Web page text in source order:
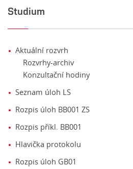
Studium
Aktuální rozvrh
Rozvrhy-archiv
Konzultační hodiny
Seznam úloh LS
Rozpis úloh BB001 ZS
Rozpis příkl. BB001
Hlavička protokolu
Rozpis úloh GB01